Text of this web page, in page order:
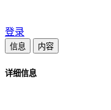
登录
信息 内容
详细信息